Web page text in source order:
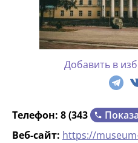
Добавить в
Телефон: 8 (343
Веб-сайт: https://